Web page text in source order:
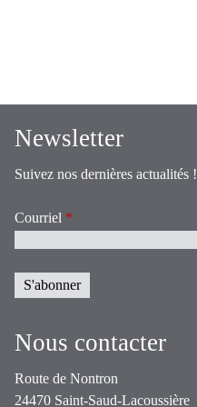
Newsletter
Suivez nos dernières actualités !
Courriel *
Nous contacter
Route de Nontron
24470 Saint-Saud-Lacoussière